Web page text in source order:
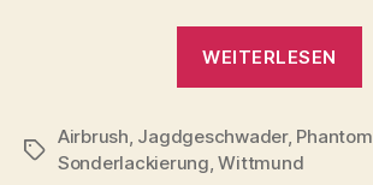
WEITERLESEN
–
Schlagwörter
Airbrush, Jagdgeschwader, Phantom
Sonderlackierung,Wittmund